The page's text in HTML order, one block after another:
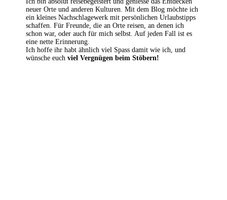
neuer Orte und anderen Kulturen. Mit dem Blog möchte ich
ein kleines Nachschlagewerk mit persönlichen Urlaubstipps
schaffen. Für Freunde, die an Orte reisen, an denen ich
schon war, oder auch für mich selbst. Auf jeden Fall ist es
eine nette Erinnerung.
Ich hoffe ihr habt ähnlich viel Spass damit wie ich, und
wünsche euchviel Vergnügen beim Stöbern!